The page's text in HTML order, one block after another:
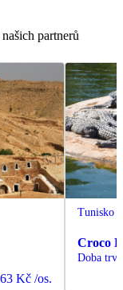
partnerů
Kč /os.
Tunisko
Croco
Doba